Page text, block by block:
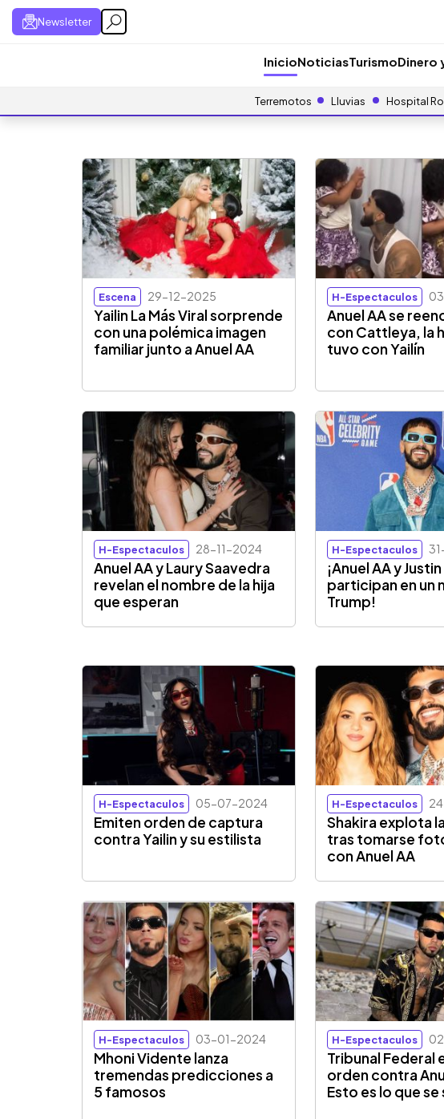
Newsletter
InicioNoticiasTurismoDinero
Terremotos Lluvias Hospital
Escena 29-12-2025
Yailin La Más Viral sorprende
con una polémica imagen
familiar junto a Anuel AA
H-Espectaculos
Anuel AA se
con Cattleya, la
tuvo con Yailín
H-Espectaculos 28-11-2024
Anuel AA y Laury Saavedra
revelan el nombre de la hija
que esperan
H-Espectaculos
¡Anuel AA y
participan en un
Trump!
H-Espectaculos 05-07-2024
Emiten orden de captura
contra Yailin y su estilista
H-Espectaculos
Shakira explota
tras tomarse
con Anuel AA
H-Espectaculos 03-01-2024
Mhoni Vidente lanza
tremendas predicciones a
5 famosos
H-Espectaculos
Tribunal Federal
orden contra
Esto es lo que se